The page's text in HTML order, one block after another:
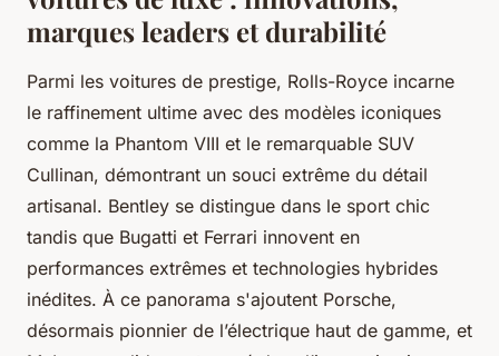
marques leaders et durabilité
Parmi les voitures de prestige, Rolls-Royce incarne
le raffinement ultime avec des modèles iconiques
comme la Phantom VIII et le remarquable SUV
Cullinan, démontrant un souci extrême du détail
artisanal. Bentley se distingue dans le sport chic
tandis que Bugatti et Ferrari innovent en
performances extrêmes et technologies hybrides
inédites. À ce panorama s'ajoutent Porsche,
désormais pionnier de l’électrique haut de gamme, et